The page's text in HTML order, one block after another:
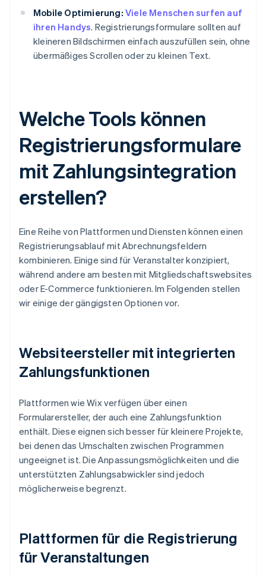
Mobile Optimierung: Viele Menschen surfen auf
ihren Handys. Registrierungsformulare sollten auf
kleineren Bildschirmen einfach auszufüllen sein, ohne
übermäßiges Scrollen oder zu kleinen Text.
Welche Tools können
Registrierungsformulare
mit Zahlungsintegration
erstellen?
Eine Reihe von Plattformen und Diensten können einen
Registrierungsablauf mit Abrechnungsfeldern
kombinieren. Einige sind für Veranstalter konzipiert,
während andere am besten mit Mitgliedschaftswebsites
oder E-Commerce funktionieren. Im Folgenden stellen
wir einige der gängigsten Optionen vor.
Websiteersteller mit integrierten
Zahlungsfunktionen
Plattformen wie Wix verfügen über einen
Formularersteller, der auch eine Zahlungsfunktion
enthält. Diese eignen sich besser für kleinere Projekte,
bei denen das Umschalten zwischen Programmen
ungeeignet ist. Die Anpassungsmöglichkeiten und die
unterstützten Zahlungsabwickler sind jedoch
möglicherweise begrenzt.
Plattformen für die Registrierung
für Veranstaltungen